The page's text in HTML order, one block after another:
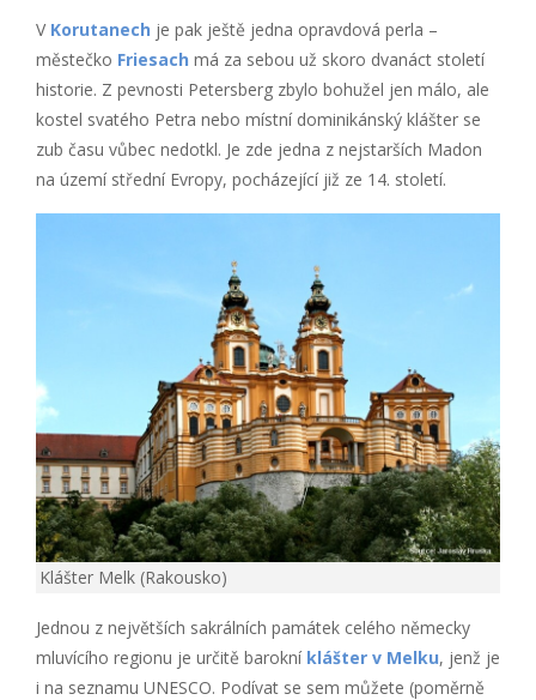
V Korutanech je pak ještě jedna opravdová perla –
městečko Friesach má za sebou už skoro dvanáct století
historie. Z pevnosti Petersberg zbylo bohužel jen málo, ale
kostel svatého Petra nebo místní dominikánský klášter se
zub času vůbec nedotkl. Je zde jedna z nejstarších Madon
na území střední Evropy, pocházející již ze 14. století.
Klášter Melk (Rakousko)
Jednou z největších sakrálních památek celého německy
mluvícího regionu je určitě barokní klášter v Melku, jenž je
i na seznamu UNESCO. Podívat se sem můžete (poměrně